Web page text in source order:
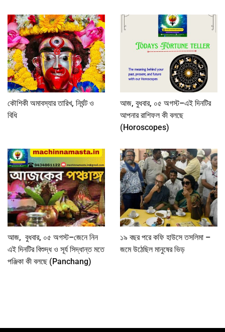
কৌশিকী অমাবস্যার তারিখ, নির্ঘন্ট ও
বিধি
আজ, বুধবার, ০৫ অগস্ট–এই দিনটির
আপনার রাশিফল কী বলছে
(Horoscopes)
আজ, বুধবার, ০৫ অগস্ট–জেনে নিন
এই দিনটির বিশুদ্ধ ও সূর্য সিদ্ধান্ত মতে
পঞ্জিকা কী বলছে (Panchang)
১৯ বছর পরে কফি হাউসে তসলিমা –
জমে উঠেছিল মানুষের ভিড়